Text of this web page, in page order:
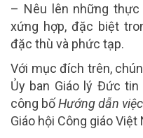
– Nêu lên những
xứng hợp, đặc biệt
đặc thù và phức tạp.
Với mục đích trên,
Ủy ban Giáo lý Đức
công bốHướng dẫn
Giáo hội Công giáo Việt